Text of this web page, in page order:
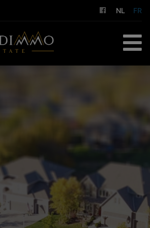
NL FR
NOS SERVICES
A PROPOS DE NOUS
CONTACT
ESTIMATION GRATUITE